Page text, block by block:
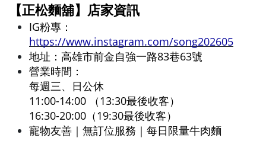
【正松麵舖】店家資訊
IG粉專：
https://www.instagram.com/song202605
地址：高雄市前金自強一路83巷63號
營業時間：
每週三、日公休
11:00-14:00 （13:30最後收客）
16:30-20:00（19:30最後收客）
寵物友善｜無訂位服務｜每日限量牛肉麵